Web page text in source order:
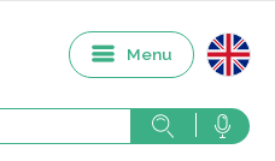
Menu